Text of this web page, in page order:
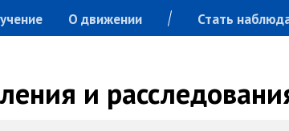
О движении Стать
и